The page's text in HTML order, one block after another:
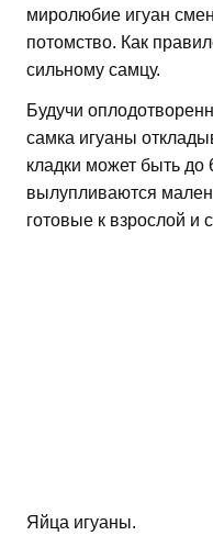
миролюбие игуан
потомство. Как
сильному самцу.
Будучи
самка игуаны
кладки может быть до
вылупливаются
готовые к взрослой и
Яйца игуаны.